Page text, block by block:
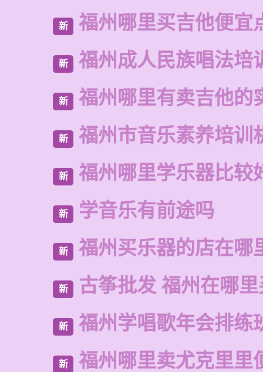
新 福州哪里买吉他便宜
新 福州成人民族唱法培
新 福州哪里有卖吉他的
新 福州市音乐素养培训
新 福州哪里学乐器比较
新 学音乐有前途吗
新 福州买乐器的店在哪
新 古筝批发 福州在哪
新 福州学唱歌年会排练
新 福州哪里卖尤克里里